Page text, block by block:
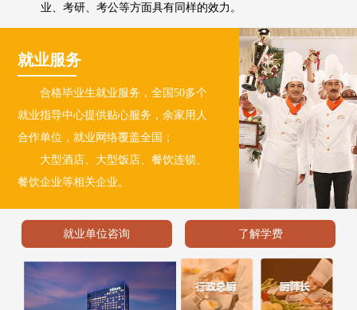
业、考研、考公等方面具有同样的效力。
就业服务
合格毕业生就业服务，全国50多个
就业指导中心提供贴心服务，余家用人
合作单位，就业网络覆盖全国；
大型酒店、大型饭店、餐饮连锁、
餐饮企业等相关企业。
就业单位咨询 了解学费